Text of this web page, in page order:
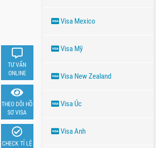
Visa Mexico
Visa Mỹ
Visa New Zealand
Visa Úc
Visa Anh
TƯ VẤN
ONLINE
THEO DÕI HỒ
SƠ VISA
CHECK TỈ LỆ